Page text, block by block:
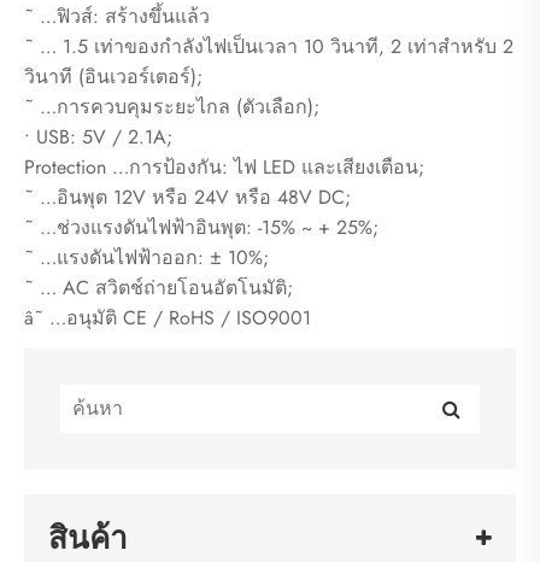
˜ …ฟิวส์: สร้างขึ้นแล้ว
˜ … 1.5 เท่าของกำลังไฟเป็นเวลา 10 วินาที, 2 เท่าสำหรับ 2
วินาที (อินเวอร์เตอร์);
˜ …การควบคุมระยะไกล (ตัวเลือก);
• USB: 5V / 2.1A;
Protection …การป้องกัน: ไฟ LED และเสียงเตือน;
˜ …อินพุต 12V หรือ 24V หรือ 48V DC;
˜ …ช่วงแรงดันไฟฟ้าอินพุต: -15% ~ + 25%;
˜ …แรงดันไฟฟ้าออก: ± 10%;
˜ … AC สวิตช์ถ่ายโอนอัตโนมัติ;
â˜ …อนุมัติ CE / RoHS / ISO9001
สินค้า